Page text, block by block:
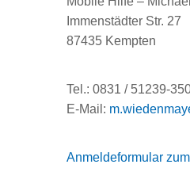
Immenstädter Str. 27
87435 Kempten
Tel.: 0831 / 51239-
E-Mail:
Anmeldeformular